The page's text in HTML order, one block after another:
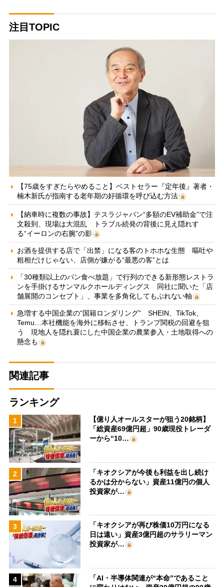
注目TOPIC
【75歳をすぎたらやめること】ベストセラー『定年後』著者・
楠木新氏が指南する老年期の好循環を呼び込む方法
【納車時に複数の事故】テスラジャパン“多額のEV補助金”で注
文殺到、現場は大混乱 トラブル続発の背後に見え隠れす
る“イーロンの右腕”の影
お酒を提供する店で「出禁」になる客のトホホな生態 嘔吐や
粗相だけじゃない、店側が嫌がる“最悪の客”とは
「30種類以上のパン食べ放題」で行列のできる新形態レストラ
ンを手掛けるサンマルクホールディングス 同社に聞いた「店
舗展開のコンセプト」、事業を多角化してもぶれない軸
急増する中国企業の“国籍ロンダリング” SHEIN、TikTok、
Temu…本社機能を海外に移転させ、トランプ関税の回避を狙
う 現地人を隠れ蓑にした中国企業の農業参入・土地取得への
懸念も
関連記事
ランキング
1
【億り人オールスターが狙う20銘柄】
「総資産69億円超」90歳現役トレーダ
ーから“10…
2
「キオクシアが今後も利益を出し続け
るかは分からない」資産11億円の個人
投資家が…
3
「キオクシアが再び株価10万円になる
日は遠い」資産3億円超のサラリーマン
投資家が…
4
「AI・半導体関連が“本命”であること